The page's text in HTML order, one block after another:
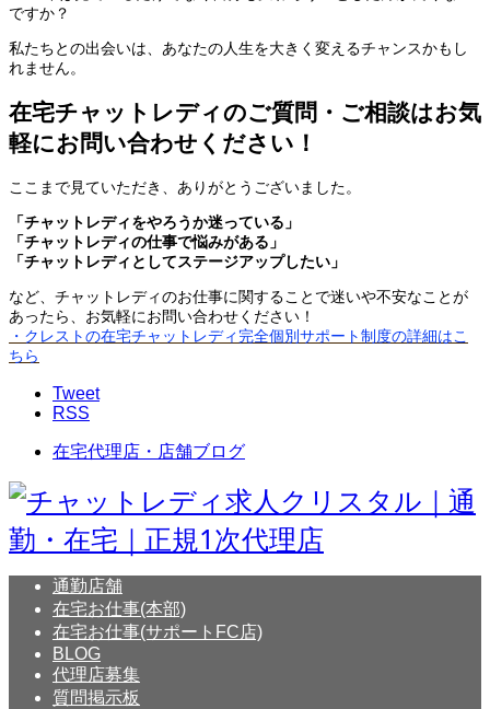
ですか？
私たちとの出会いは、あなたの人生を大きく変えるチャンスかもし
れません。
在宅チャットレディのご質問・ご相談はお気
軽にお問い合わせください！
ここまで見ていただき、ありがとうございました。
「チャットレディをやろうか迷っている」
「チャットレディの仕事で悩みがある」
「チャットレディとしてステージアップしたい」
など、チャットレディのお仕事に関することで迷いや不安なことが
あったら、お気軽にお問い合わせください！
・クレストの在宅チャットレディ完全個別サポート制度の詳細はこ
ちら
Tweet
RSS
在宅代理店・店舗ブログ
通勤店舗
在宅お仕事(本部)
在宅お仕事(サポートFC店)
BLOG
代理店募集
質問掲示板